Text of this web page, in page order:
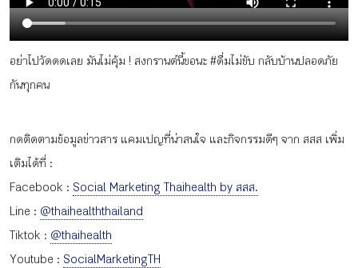
กิจกรรม
หัวข้อที่เราแนะนำ
เข้าสู่ระบบ/สมัครสมาชิก
TH EN
อย่าไปวัดดดเลย มันไม่คุ้ม ! สงกรานต์นี้ขอนะ #ดื่มไม่ขับ กลับบ้านปลอดภัย
กันทุกคน
กดติดตามข้อมูลข่าวสาร แคมเปญที่น่าสนใจ และกิจกรรมดีๆ จาก สสส เพิ่ม
เติมได้ที่ :
Facebook : Social Marketing Thaihealth by สสส.
Line : @thaihealththailand
Tiktok : @thaihealth
Youtube : SocialMarketingTH